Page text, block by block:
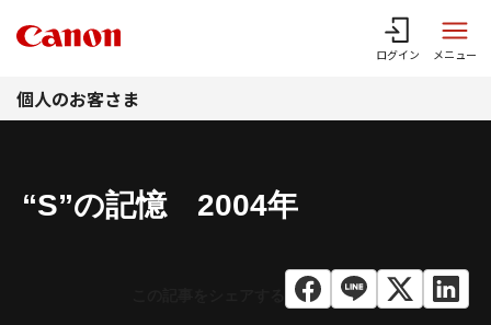
ログイン メニュー
個人のお客さま
“S”の記憶 2004年